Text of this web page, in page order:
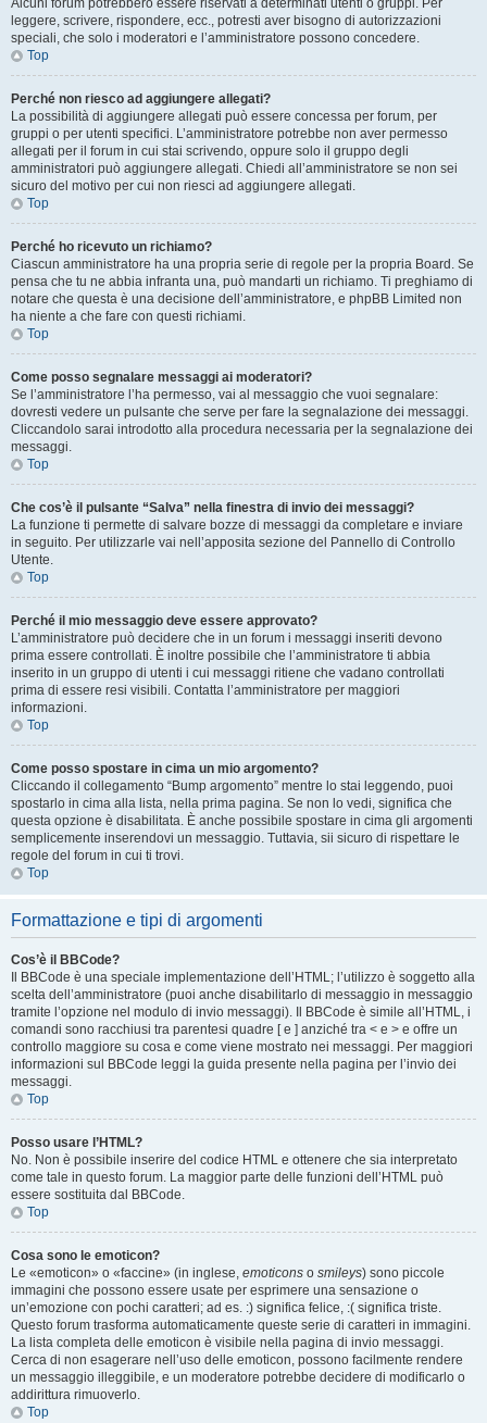
Alcuni forum potrebbero essere riservati a determinati utenti o gruppi. Per
leggere, scrivere, rispondere, ecc., potresti aver bisogno di autorizzazioni
speciali, che solo i moderatori e l’amministratore possono concedere.
Top
Perché non riesco ad aggiungere allegati?
La possibilità di aggiungere allegati può essere concessa per forum, per
gruppi o per utenti specifici. L’amministratore potrebbe non aver permesso
allegati per il forum in cui stai scrivendo, oppure solo il gruppo degli
amministratori può aggiungere allegati. Chiedi all’amministratore se non sei
sicuro del motivo per cui non riesci ad aggiungere allegati.
Top
Perché ho ricevuto un richiamo?
Ciascun amministratore ha una propria serie di regole per la propria Board. Se
pensa che tu ne abbia infranta una, può mandarti un richiamo. Ti preghiamo di
notare che questa è una decisione dell’amministratore, e phpBB Limited non
ha niente a che fare con questi richiami.
Top
Come posso segnalare messaggi ai moderatori?
Se l’amministratore l’ha permesso, vai al messaggio che vuoi segnalare:
dovresti vedere un pulsante che serve per fare la segnalazione dei messaggi.
Cliccandolo sarai introdotto alla procedura necessaria per la segnalazione dei
messaggi.
Top
Che cos’è il pulsante “Salva” nella finestra di invio dei messaggi?
La funzione ti permette di salvare bozze di messaggi da completare e inviare
in seguito. Per utilizzarle vai nell’apposita sezione del Pannello di Controllo
Utente.
Top
Perché il mio messaggio deve essere approvato?
L’amministratore può decidere che in un forum i messaggi inseriti devono
prima essere controllati. È inoltre possibile che l’amministratore ti abbia
inserito in un gruppo di utenti i cui messaggi ritiene che vadano controllati
prima di essere resi visibili. Contatta l’amministratore per maggiori
informazioni.
Top
Come posso spostare in cima un mio argomento?
Cliccando il collegamento “Bump argomento” mentre lo stai leggendo, puoi
spostarlo in cima alla lista, nella prima pagina. Se non lo vedi, significa che
questa opzione è disabilitata. È anche possibile spostare in cima gli argomenti
semplicemente inserendovi un messaggio. Tuttavia, sii sicuro di rispettare le
regole del forum in cui ti trovi.
Top
Formattazione e tipi di argomenti
Cos’è il BBCode?
Il BBCode è una speciale implementazione dell’HTML; l’utilizzo è soggetto alla
scelta dell’amministratore (puoi anche disabilitarlo di messaggio in messaggio
tramite l’opzione nel modulo di invio messaggi). Il BBCode è simile all’HTML, i
comandi sono racchiusi tra parentesi quadre [ e ] anziché tra < e > e offre un
controllo maggiore su cosa e come viene mostrato nei messaggi. Per maggiori
informazioni sul BBCode leggi la guida presente nella pagina per l’invio dei
messaggi.
Top
Posso usare l’HTML?
No. Non è possibile inserire del codice HTML e ottenere che sia interpretato
come tale in questo forum. La maggior parte delle funzioni dell’HTML può
essere sostituita dal BBCode.
Top
Cosa sono le emoticon?
Le «emoticon» o «faccine» (in inglese, emoticons o smileys) sono piccole
immagini che possono essere usate per esprimere una sensazione o
un’emozione con pochi caratteri; ad es. :) significa felice, :( significa triste.
Questo forum trasforma automaticamente queste serie di caratteri in immagini.
La lista completa delle emoticon è visibile nella pagina di invio messaggi.
Cerca di non esagerare nell’uso delle emoticon, possono facilmente rendere
un messaggio illeggibile, e un moderatore potrebbe decidere di modificarlo o
addirittura rimuoverlo.
Top